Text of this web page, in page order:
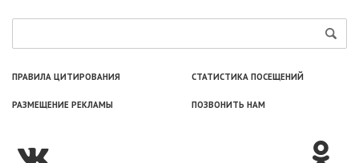
ПРАВИЛА ЦИТИРОВАНИЯ СТАТИСТИКА ПОСЕЩЕНИЙ
РАЗМЕЩЕНИЕ РЕКЛАМЫ ПОЗВОНИТЬ НАМ